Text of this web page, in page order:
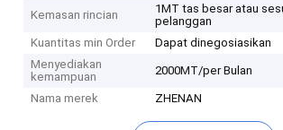
Kemasan rincian
1MT tas besar atau
pelanggan
Kuantitas min Order
Dapat dinegosiasikan
Menyediakan
kemampuan
2000MT/per Bulan
Nama merek ZHENAN